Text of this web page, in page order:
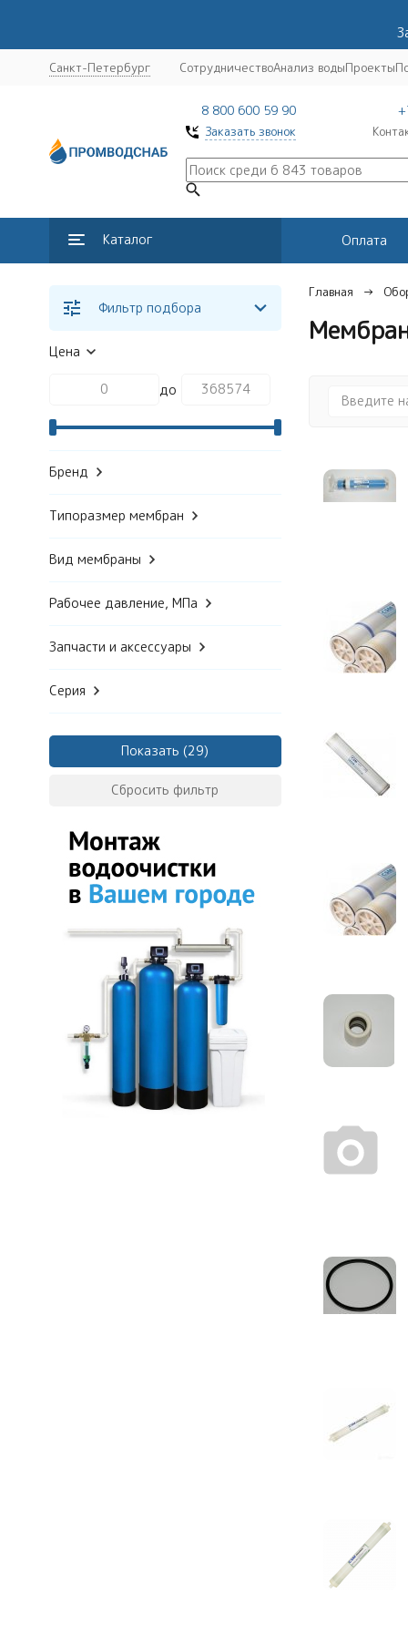
Санкт-Петербург СотрудничествоАнализ водыПроекты
8 800 600 59 90
Заказать звонок
Каталог Оплата
Главная
Фильтр подбора
Цена
до
Бренд
Типоразмер мембран
Вид мембраны
Рабочее давление, МПа
Запчасти и аксессуары
Серия
Показать
Сбросить фильтр